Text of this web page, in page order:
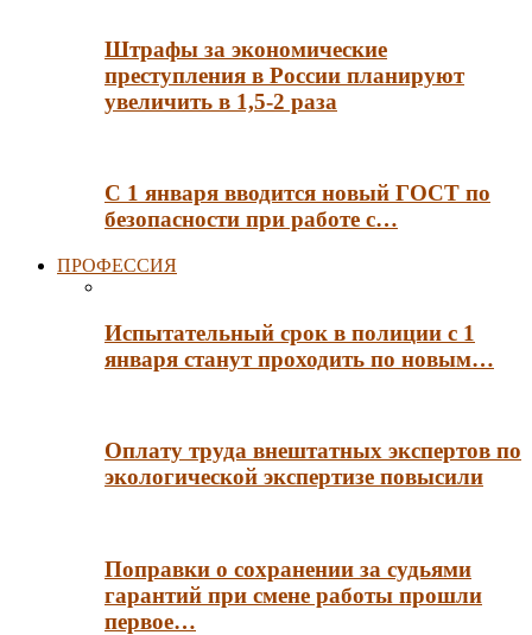
Штрафы за экономические
преступления в России планируют
увеличить в 1,5-2 раза
С 1 января вводится новый ГОСТ по
безопасности при работе с…
ПРОФЕССИЯ
Испытательный срок в полиции с 1
января станут проходить по новым…
Оплату труда внештатных экспертов по
экологической экспертизе повысили
Поправки о сохранении за судьями
гарантий при смене работы прошли
первое…